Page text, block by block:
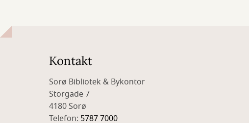
Kontakt
Sorø Bibliotek & Bykontor
Storgade 7
4180 Sorø
Telefon: 5787 7000